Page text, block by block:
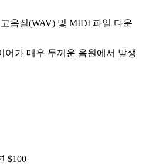
음질(WAV) 및 MIDI 파일 다운
어가 매우 두꺼운 음원에서 발생
$100